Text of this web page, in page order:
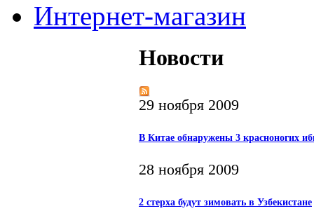
Интернет-магазин
Новости
29 ноября 2009
В Китае обнаружены 3 красноногих
28 ноября 2009
2 стерха будут зимовать в Узбекистане